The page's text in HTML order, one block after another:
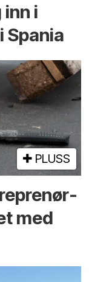
i
Spania
PLUSS
med